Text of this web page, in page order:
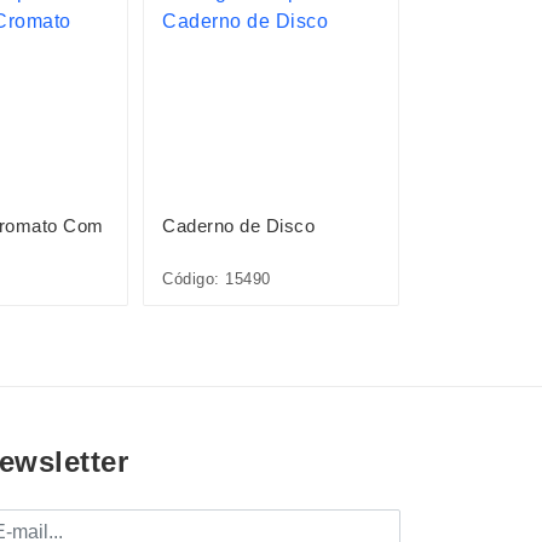
Com Caderno de Disco
Código: 15490